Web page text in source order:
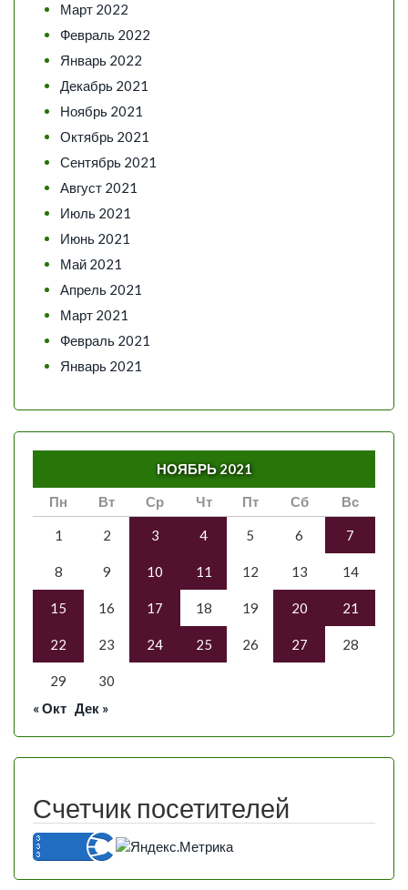
Март 2022
Февраль 2022
Январь 2022
Декабрь 2021
Ноябрь 2021
Октябрь 2021
Сентябрь 2021
Август 2021
Июль 2021
Июнь 2021
Май 2021
Апрель 2021
Март 2021
Февраль 2021
Январь 2021
НОЯБРЬ 2021
Пн
Вт Ср Чт Пт Сб Вс
1 2 3 4 5 6 7
8 9 10 11 12 13 14
15 16 17 18 19 20 21
22 23 24 25 26 27 28
29
30
« Окт Дек »
Счетчик посетителей